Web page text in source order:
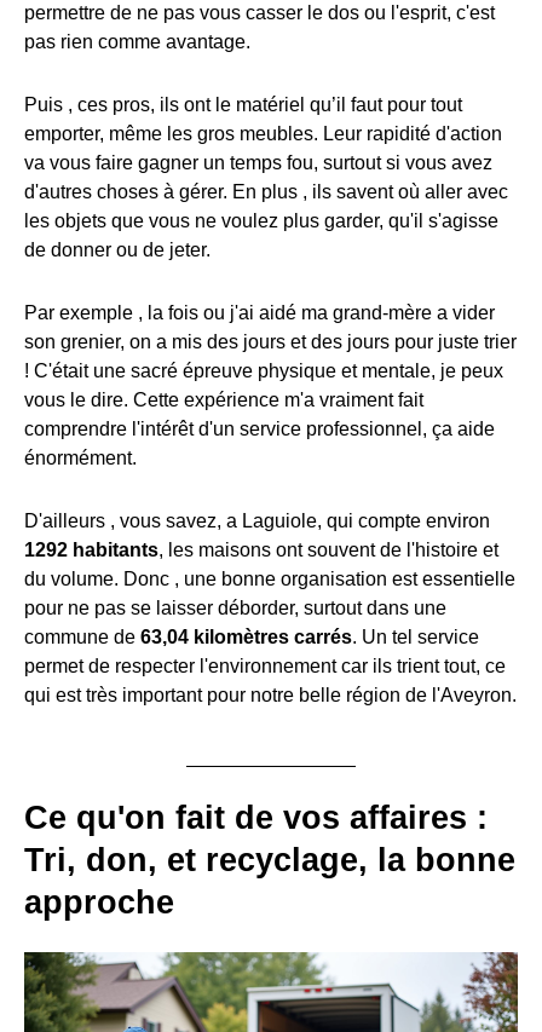
permettre de ne pas vous casser le dos ou l'esprit, c'est
pas rien comme avantage.
Puis , ces pros, ils ont le matériel qu’il faut pour tout
emporter, même les gros meubles. Leur rapidité d'action
va vous faire gagner un temps fou, surtout si vous avez
d'autres choses à gérer. En plus , ils savent où aller avec
les objets que vous ne voulez plus garder, qu'il s'agisse
de donner ou de jeter.
Par exemple , la fois ou j'ai aidé ma grand-mère a vider
son grenier, on a mis des jours et des jours pour juste trier
! C'était une sacré épreuve physique et mentale, je peux
vous le dire. Cette expérience m'a vraiment fait
comprendre l'intérêt d'un service professionnel, ça aide
énormément.
D'ailleurs , vous savez, a Laguiole, qui compte environ
1292 habitants, les maisons ont souvent de l'histoire et
du volume. Donc , une bonne organisation est essentielle
pour ne pas se laisser déborder, surtout dans une
commune de 63,04 kilomètres carrés. Un tel service
permet de respecter l'environnement car ils trient tout, ce
qui est très important pour notre belle région de l'Aveyron.
Ce qu'on fait de vos affaires :
Tri, don, et recyclage, la bonne
approche